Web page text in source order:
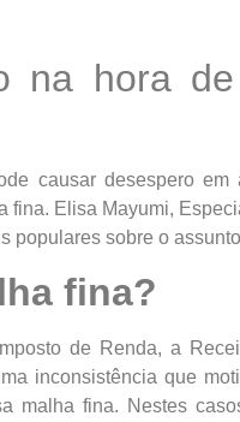
na hora
causar desespero
fina. Elisa Mayumi,
populares sobre o
fina?
de Renda, a
inconsistência que
malha fina. Nestes